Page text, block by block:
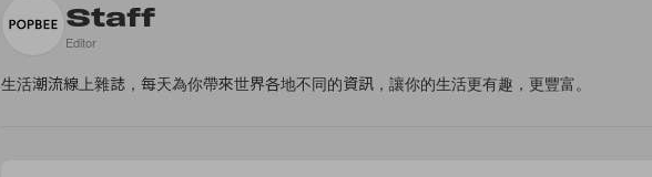
Staff
Editor
生活潮流線上雜誌，每天為你帶來世界各地不同的資訊，讓你的生活更有趣，更豐富。